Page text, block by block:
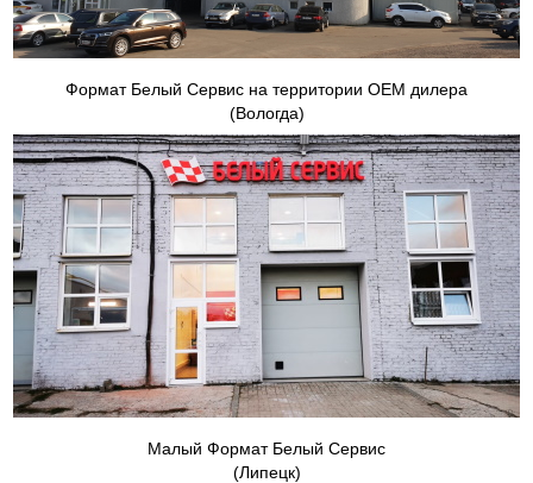
Формат Белый Сервис на территории ОЕМ дилера
(Вологда)
Малый Формат Белый Сервис
(Липецк)